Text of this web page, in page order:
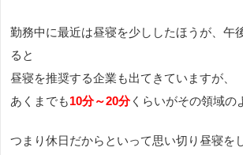
勤務中に最近は昼寝を少ししたほうが、午
ると
昼寝を推奨する企業も出てきていますが、
あくまでも10分～20分くらいがその領域の
つまり休日だからといって思い切り昼寝を